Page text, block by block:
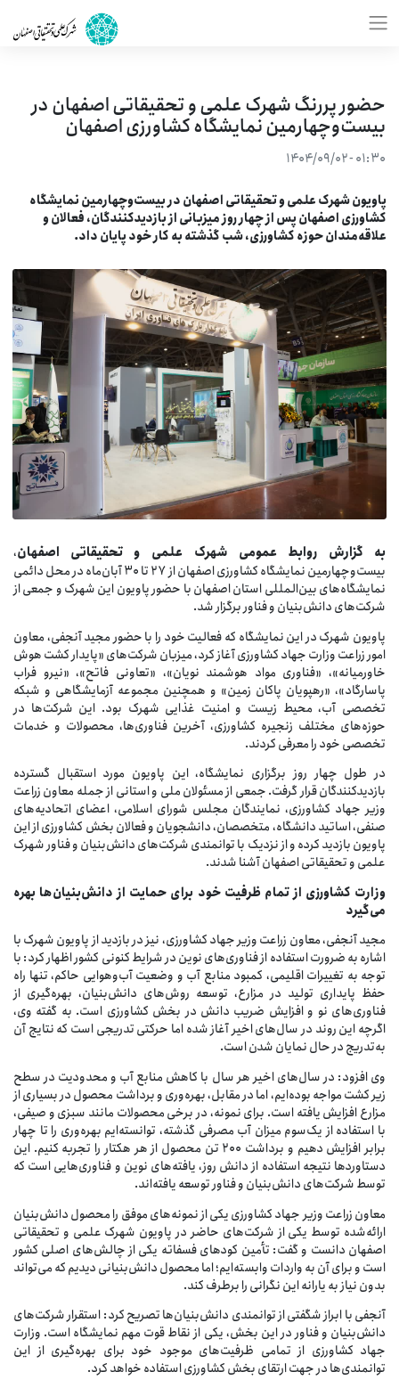
حضور پررنگ شهرک علمی و تحقیقاتی اصفهان در
بیست‌وچهارمین نمایشگاه کشاورزی اصفهان
۰۱:۳۰ - ۱۴۰۴/۰۹/۰۲
شهرک علمی و تحقیقاتی اصفهان در بیست‌وچهارمین نمایشگاه
اصفهان پس از چهار روز میزبانی از بازدیدکنندگان، فعالان و
حوزه کشاورزی، شب گذشته به کار خود پایان داد.
گزارش روابط عمومی شهرک علمی و تحقیقاتی اصفهان،
بیست‌وچهارمین نمایشگاه کشاورزی اصفهان از ۲۷ تا ۳۰ آبان‌ماه در محل دائمی
نمایشگاه‌های بین‌المللی استان اصفهان با حضور پاویون این شهرک و جمعی از
شرکت‌های دانش‌بنیان و فناور برگزار شد.
پاویون شهرک در این نمایشگاه که فعالیت خود را با حضور مجید آنجفی، معاون
امور زراعت وزارت جهاد کشاورزی آغاز کرد، میزبان شرکت‌های «پایدار کشت هوش
خاورمیانه»، «فناوری مواد هوشمند نویان»، «تعاونی فاتح»، «نیرو فراب
پاسارگاد»، «رهپویان پاکان زمین» و همچنین مجموعه آزمایشگاهی و شبکه
تخصصی آب، محیط زیست و امنیت غذایی شهرک بود. این شرکت‌ها در
حوزه‌های مختلف زنجیره کشاورزی، آخرین فناوری‌ها، محصولات و خدمات
تخصصی خود را معرفی کردند.
در طول چهار روز برگزاری نمایشگاه، این پاویون مورد استقبال گسترده
بازدیدکنندگان قرار گرفت. جمعی از مسئولان ملی و استانی از جمله معاون زراعت
وزیر جهاد کشاورزی، نمایندگان مجلس شورای اسلامی، اعضای اتحادیه‌های
صنفی، اساتید دانشگاه، متخصصان، دانشجویان و فعالان بخش کشاورزی از این
پاویون بازدید کرده و از نزدیک با توانمندی شرکت‌های دانش‌بنیان و فناور شهرک
علمی و تحقیقاتی اصفهان آشنا شدند.
وزارتکشاورزیاز تمامظرفیتخودبرای حمایتاز دانش‌بنیان‌ها بهره
می‌گیرد
مجید آنجفی، معاون زراعت وزیر جهاد کشاورزی، نیز در بازدید از پاویون شهرک با
اشاره به ضرورت استفاده از فناوری‌های نوین در شرایط کنونی کشور اظهار کرد: با
توجه به تغییرات اقلیمی، کمبود منابع آب و وضعیت آب‌وهوایی حاکم، تنها راه
حفظ پایداری تولید در مزارع، توسعه روش‌های دانش‌بنیان، بهره‌گیری از
فناوری‌های نو و افزایش ضریب دانش در بخش کشاورزی است. به گفته وی،
اگرچه این روند در سال‌های اخیر آغاز شده اما حرکتی تدریجی است که نتایج آن
به‌تدریج در حال نمایان شدن است.
وی افزود: در سال‌های اخیر هر سال با کاهش منابع آب و محدودیت در سطح
زیر کشت مواجه بوده‌ایم، اما در مقابل، بهره‌وری و برداشت محصول در بسیاری از
مزارع افزایش یافته است. برای نمونه، در برخی محصولات مانند سبزی و صیفی،
با استفاده از یک‌سوم میزان آب مصرفی گذشته، توانسته‌ایم بهره‌وری را تا چهار
برابر افزایش دهیم و برداشت ۲۰۰ تن محصول از هر هکتار را تجربه کنیم. این
دستاوردها نتیجه استفاده از دانش روز، یافته‌های نوین و فناوری‌هایی است که
توسط شرکت‌های دانش‌بنیان و فناور توسعه یافته‌اند.
معاون زراعت وزیر جهاد کشاورزی یکی از نمونه‌های موفق را محصول دانش‌بنیان
ارائه‌شده توسط یکی از شرکت‌های حاضر در پاویون شهرک علمی و تحقیقاتی
اصفهان دانست و گفت: تأمین کودهای فسفاته یکی از چالش‌های اصلی کشور
است و برای آن به واردات وابسته‌ایم؛ اما محصول دانش‌بنیانی دیدیم که می‌تواند
بدون نیاز به یارانه این نگرانی را برطرف کند.
آنجفی با ابراز شگفتی از توانمندی دانش‌بنیان‌ها تصریح کرد: استقرار شرکت‌های
دانش‌بنیان و فناور در این بخش، یکی از نقاط قوت مهم نمایشگاه است. وزارت
جهاد کشاورزی از تمامی ظرفیت‌های موجود خود برای بهره‌گیری از این
توانمندی‌ها در جهت ارتقای بخش کشاورزی استفاده خواهد کرد.